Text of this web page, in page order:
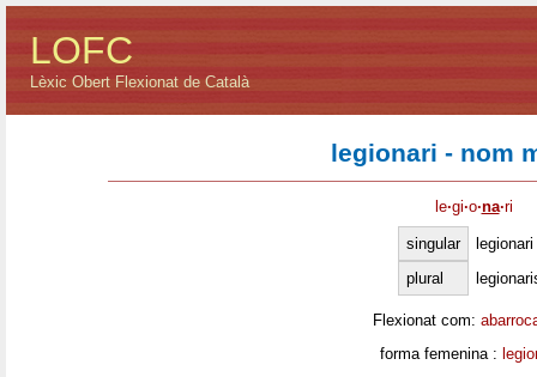
LOFC
Lèxic Obert Flexionat de Català
legionari - nom
le·gi·o·na·ri
singular
legionari
plural
Flexionat com:
forma femenina :